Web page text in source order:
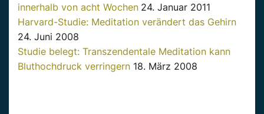
innerhalb von acht Wochen 24. Januar 2011
Harvard-Studie: Meditation verändert das Gehirn
24. Juni 2008
Studie belegt: Transzendentale Meditation kann
Bluthochdruck verringern 18. März 2008